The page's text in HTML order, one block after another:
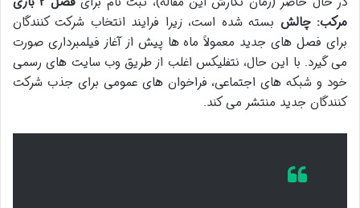
مرکب: چالش بسته شده است، زیرا فرایند انتخاب شرکت کنندگان
برای فصل های جدید معمولاً ماه ها پیش از آغاز فیلمبرداری صورت
می گیرد. با این حال، نتفلیکس اغلب از طریق وب سایت های رسمی
خود و شبکه های اجتماعی، فراخوان های عمومی برای جذب شرکت
کنندگان جدید منتشر می کند.